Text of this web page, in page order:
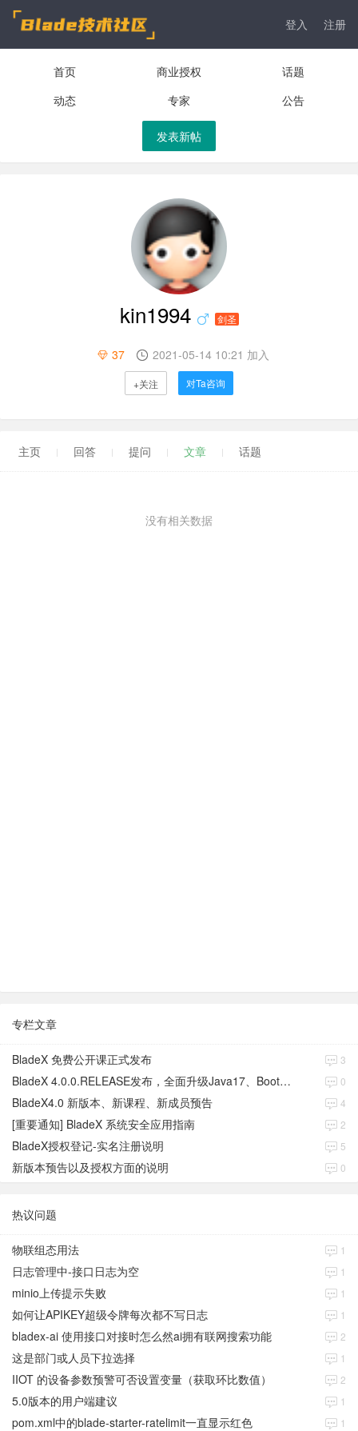
登入 注册
首页 商业授权
话题
动态
专家 公告
发表新帖
kin1994 剑圣
37 2021-05-14 10:21 加入
+关注 对Ta咨询
主页 回答 提问 文章 话题
没有相关数据
专栏文章
BladeX 免费公开课正式发布 3
BladeX 4.0.0.RELEASE发布，全面升级Java17、Boot3、Cloud2023 0
BladeX4.0 新版本、新课程、新成员预告 4
[重要通知] BladeX 系统安全应用指南 2
BladeX授权登记-实名注册说明 5
新版本预告以及授权方面的说明 0
热议问题
物联组态用法 1
日志管理中-接口日志为空 1
minio上传提示失败 1
如何让APIKEY超级令牌每次都不写日志 1
bladex-ai 使用接口对接时怎么然ai拥有联网搜索功能 2
这是部门或人员下拉选择 1
IIOT 的设备参数预警可否设置变量（获取环比数值） 2
5.0版本的用户端建议 1
pom.xml中的blade-starter-ratelimit一直显示红色 1